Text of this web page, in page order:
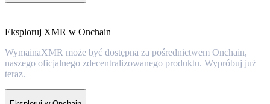
Eksploruj XMR w Onchain
WymainaXMR może być dostępna za pośrednictwem Onchain,
naszego oficjalnego zdecentralizowanego produktu. Wypróbuj już
teraz.